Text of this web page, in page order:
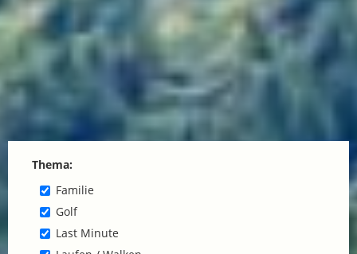
Thema:
Familie
Golf
Last Minute